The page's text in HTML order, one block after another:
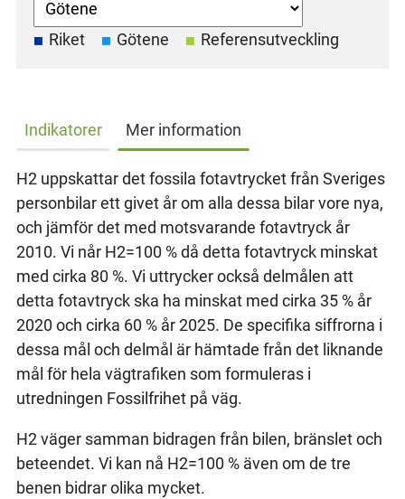
Riket Götene Referensutveckling
Indikatorer Mer information
H2 uppskattar det fossila fotavtrycket från Sveriges
personbilar ett givet år om alla dessa bilar vore nya,
och jämför det med motsvarande fotavtryck år
2010. Vi når H2=100 % då detta fotavtryck minskat
med cirka 80 %. Vi uttrycker också delmålen att
detta fotavtryck ska ha minskat med cirka 35 % år
2020 och cirka 60 % år 2025. De specifika siffrorna i
dessa mål och delmål är hämtade från det liknande
mål för hela vägtrafiken som formuleras i
utredningen Fossilfrihet på väg.
H2 väger samman bidragen från bilen, bränslet och
beteendet. Vi kan nå H2=100 % även om de tre
benen bidrar olika mycket.